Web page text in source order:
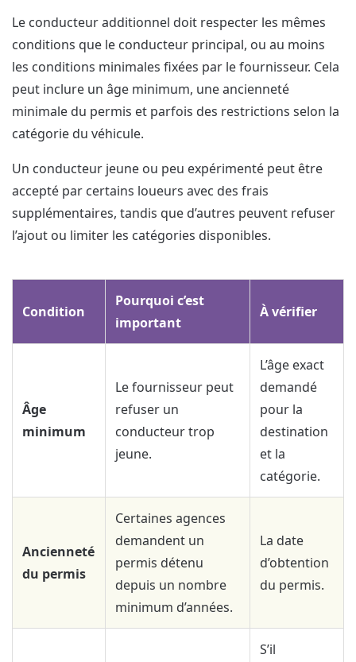
Le conducteur additionnel doit respecter les mêmes
conditions que le conducteur principal, ou au moins
les conditions minimales fixées par le fournisseur. Cela
peut inclure un âge minimum, une ancienneté
minimale du permis et parfois des restrictions selon la
catégorie du véhicule.
Un conducteur jeune ou peu expérimenté peut être
accepté par certains loueurs avec des frais
supplémentaires, tandis que d’autres peuvent refuser
l’ajout ou limiter les catégories disponibles.
Condition
Pourquoi c’est
important
À vérifier
Âge
minimum
Le fournisseur peut
refuser un
conducteur trop
jeune.
L’âge exact
demandé
pour la
destination
et la
catégorie.
Ancienneté
du permis
Certaines agences
demandent un
permis détenu
depuis un nombre
minimum d’années.
La date
d’obtention
du permis.
S’il